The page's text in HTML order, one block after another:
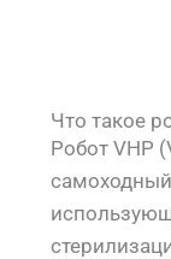
Что такое
Робот VHP